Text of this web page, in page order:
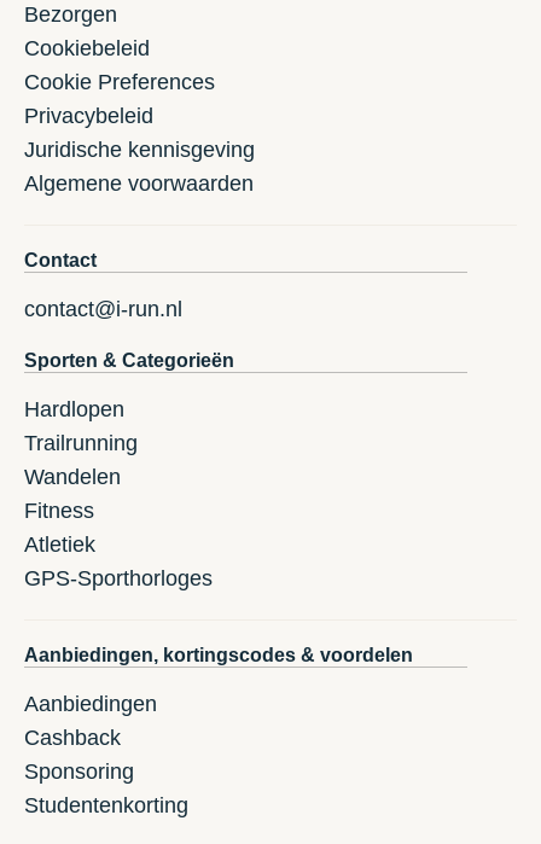
Bezorgen
Cookiebeleid
Cookie Preferences
Privacybeleid
Juridische kennisgeving
Algemene voorwaarden
Contact
contact@i-run.nl
Sporten & Categorieën
Hardlopen
Trailrunning
Wandelen
Fitness
Atletiek
GPS-Sporthorloges
Aanbiedingen, kortingscodes & voordelen
Aanbiedingen
Cashback
Sponsoring
Studentenkorting